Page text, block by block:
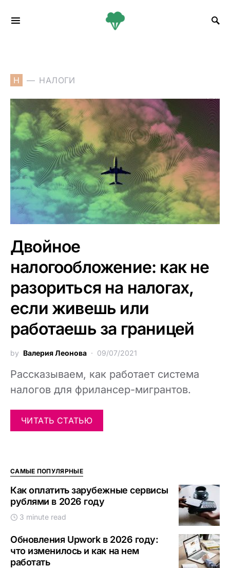
Н НАЛОГИ
Двойное
налогообложение: как не
разориться на налогах,
если живешь или
работаешь за границей
by Валерия Леонова 09/07/2021
Рассказываем, как работает система
налогов для фрилансер-мигрантов.
ЧИТАТЬ СТАТЬЮ
САМЫЕ ПОПУЛЯРНЫЕ
Как оплатить зарубежные сервисы
рублями в 2026 году
3 minute read
Обновления Upwork в 2026 году:
что изменилось и как на нем
работать